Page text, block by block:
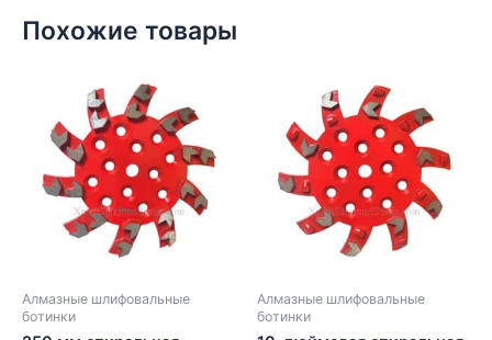
Похожие товары
Алмазные шлифовальные
ботинки
Алмазные шлифовальные
ботинки